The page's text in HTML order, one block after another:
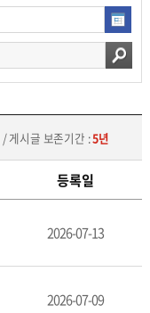
/ 게시글 보존기간 :5년
등록일
2026-07-13
2026-07-09